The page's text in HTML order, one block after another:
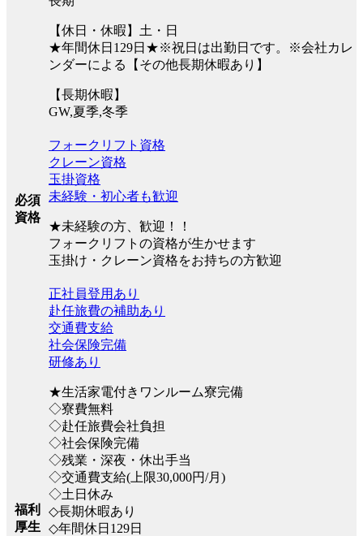
【休日・休暇】土・日
★年間休日129日★※祝日は出勤日です。※会社カレ
ンダーによる【その他長期休暇あり】
【長期休暇】
GW,夏季,冬季
必須
資格
フォークリフト資格
クレーン資格
玉掛資格
未経験・初心者も歓迎
★未経験の方、歓迎！！
フォークリフトの資格が生かせます
玉掛け・クレーン資格をお持ちの方歓迎
福利
厚生
正社員登用あり
赴任旅費の補助あり
交通費支給
社会保険完備
研修あり
★生活家電付きワンルーム寮完備
◇寮費無料
◇赴任旅費会社負担
◇社会保険完備
◇残業・深夜・休出手当
◇交通費支給(上限30,000円/月)
◇土日休み
◇長期休暇あり
◇年間休日129日